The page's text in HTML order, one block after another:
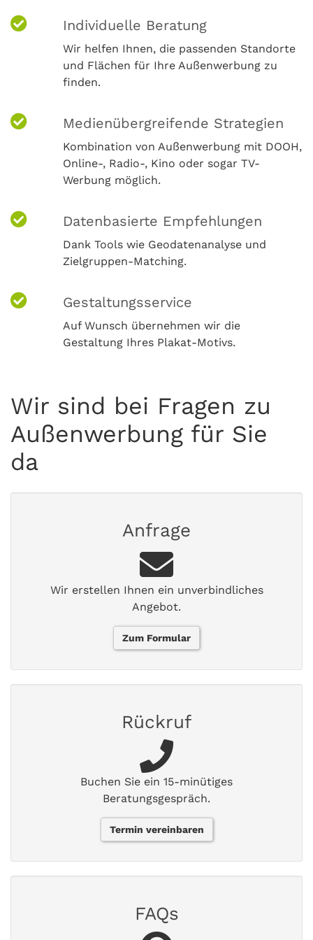
Individuelle Beratung
Wir helfen Ihnen, die passenden Standorte
und Flächen für Ihre Außenwerbung zu
finden.
Medienübergreifende Strategien
Kombination von Außenwerbung mit DOOH,
Online-, Radio-, Kino oder sogar TV-
Werbung möglich.
Datenbasierte Empfehlungen
Dank Tools wie Geodatenanalyse und
Zielgruppen-Matching.
Gestaltungsservice
Auf Wunsch übernehmen wir die
Gestaltung Ihres Plakat-Motivs.
Wir sind bei Fragen zu
Außenwerbung für Sie
da
Anfrage
Wir erstellen Ihnen ein unverbindliches
Angebot.
Zum Formular
Rückruf
Buchen Sie ein 15-minütiges
Beratungsgespräch.
Termin vereinbaren
FAQs